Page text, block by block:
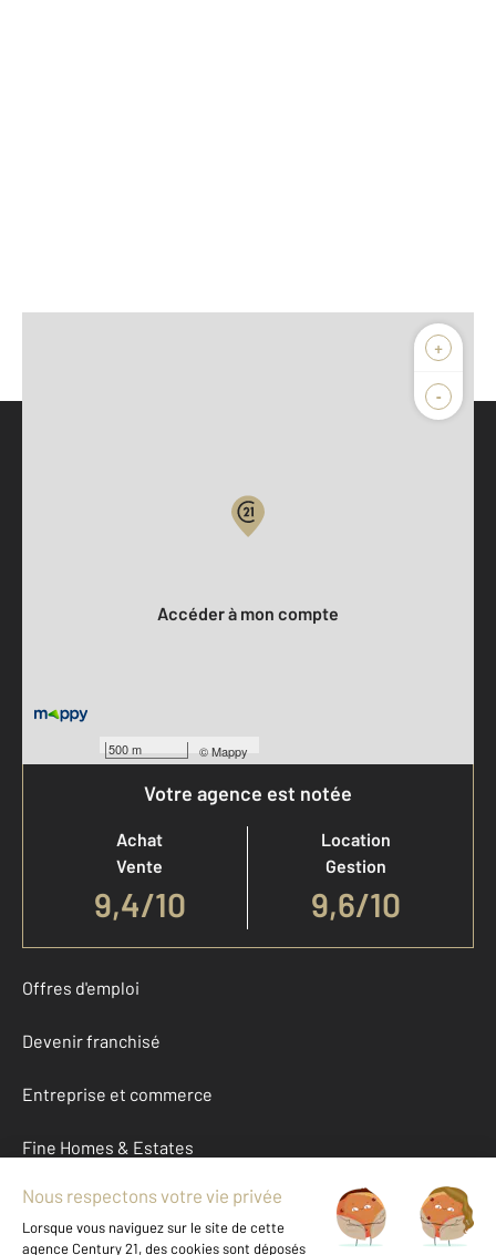
+
-
500 m ©Mappy
Accéder à mon compte
Votre agence est notée
Achat
Vente
9,4/10
Location
Gestion
9,6/10
Offres d'emploi
Devenir franchisé
Entreprise et commerce
Fine Homes & Estates
À propos